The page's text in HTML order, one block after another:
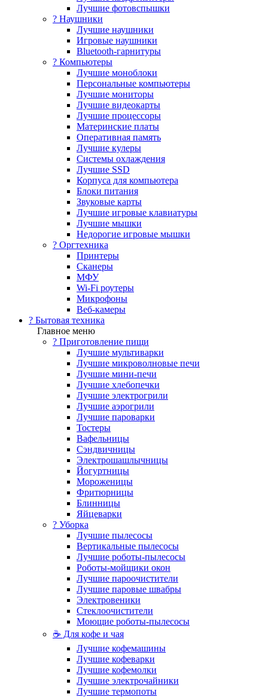
Лучшие фотовспышки
? Наушники
Лучшие наушники
Игровые наушники
Bluetooth-гарнитуры
?️ Компьютеры
Лучшие моноблоки
Персональные компьютеры
Лучшие мониторы
Лучшие видеокарты
Лучшие процессоры
Материнские платы
Оперативная память
Лучшие кулеры
Системы охлаждения
Лучшие SSD
Корпуса для компьютера
Блоки питания
Звуковые карты
Лучшие игровые клавиатуры
Лучшие мышки
Недорогие игровые мышки
?️ Оргтехника
Принтеры
Сканеры
МФУ
Wi-Fi роутеры
Микрофоны
Веб-камеры
? Бытовая техника
Главное меню
? Приготовление пищи
Лучшие мультиварки
Лучшие микроволновые печи
Лучшие мини-печи
Лучшие хлебопечки
Лучшие электрогрили
Лучшие аэрогрили
Лучшие пароварки
Тостеры
Вафельницы
Сэндвичницы
Электрошашлычницы
Йогуртницы
Мороженицы
Фритюрницы
Блинницы
Яйцеварки
? Уборка
Лучшие пылесосы
Вертикальные пылесосы
Лучшие роботы-пылесосы
Роботы-мойщики окон
Лучшие пароочистители
Лучшие паровые швабры
Электровеники
Стеклоочистители
Моющие роботы-пылесосы
☕ Для кофе и чая
Лучшие кофемашины
Лучшие кофеварки
Лучшие кофемолки
Лучшие электрочайники
Лучшие термопоты